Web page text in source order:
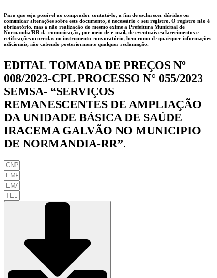
Para que seja possível ao comprador contatá-lo, a fim de esclarecer dúvidas ou
comunicar alterações sobre este documento, é necessário o seu registro. O registro não é
obrigatório, mas a não realização do mesmo exime a Prefeitura Municipal de
Normandia/RR da comunicação, por meio de e-mail, de eventuais esclarecimentos e
retificações ocorridas no instrumento convocatório, bem como de quaisquer informações
adicionais, não cabendo posteriormente qualquer reclamação.
EDITAL TOMADA DE PREÇOS Nº
008/2023-CPL PROCESSO N° 055/2023
SEMSA- “SERVIÇOS
REMANESCENTES DE AMPLIAÇÃO
DA UNIDADE BÁSICA DE SAÚDE
IRACEMA GALVÃO NO MUNICIPIO
DE NORMANDIA-RR”.